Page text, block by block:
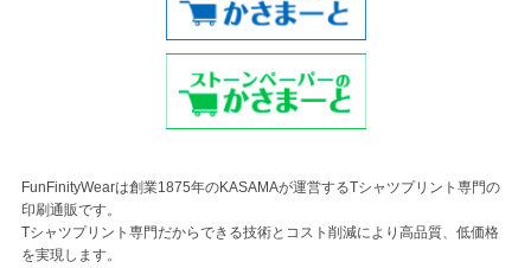
FunFinityWearは創業1875年のKASAMAが運営するTシャツプリント専門の
印刷通販です。
Tシャツプリント専門だからできる技術とコスト削減により高品質、低価格
を実現します。